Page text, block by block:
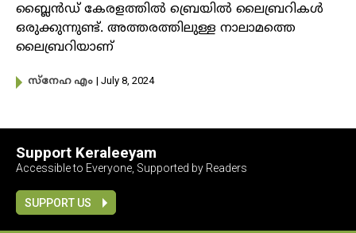
ബ്ലൈൻഡ് കേരളത്തിൽ ബ്രെയിൽ ലൈബ്രറികൾ
ഒരുക്കുന്നുണ്ട്. അത്തരത്തിലുള്ള നാലാമത്തെ
ലൈബ്രറിയാണ്
സ്നേഹ എം | July 8, 2024
Support Keraleeyam
Accessible to Everyone, Supported by Readers
SUPPORT US